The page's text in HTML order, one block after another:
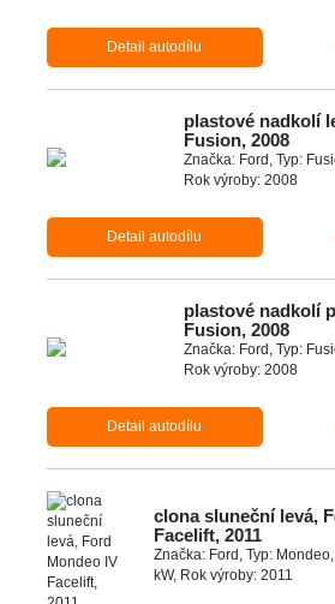
Detail autodílu
plastové nadkolí
Fusion, 2008
Značka: Ford, Typ:
Rok výroby: 2008
Detail autodílu
plastové nadkolí
Fusion, 2008
Značka: Ford, Typ:
Rok výroby: 2008
Detail autodílu
clona sluneční levá,
Facelift, 2011
Značka: Ford, Typ:
kW, Rok výroby: 2011